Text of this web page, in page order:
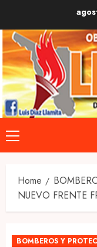
content
Primary
Menu
Home
NUEVO FRENTE
BOMBEROS Y